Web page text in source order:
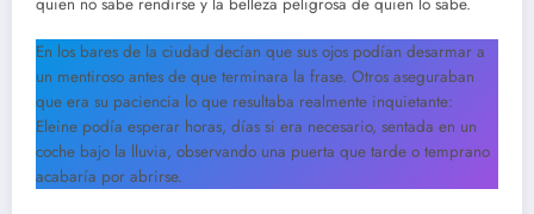
En los bares de la ciudad decían que sus ojos podían desarmar a
un mentiroso antes de que terminara la frase. Otros aseguraban
que era su paciencia lo que resultaba realmente inquietante:
Eleine podía esperar horas, días si era necesario, sentada en un
coche bajo la lluvia, observando una puerta que tarde o temprano
acabaría por abrirse.